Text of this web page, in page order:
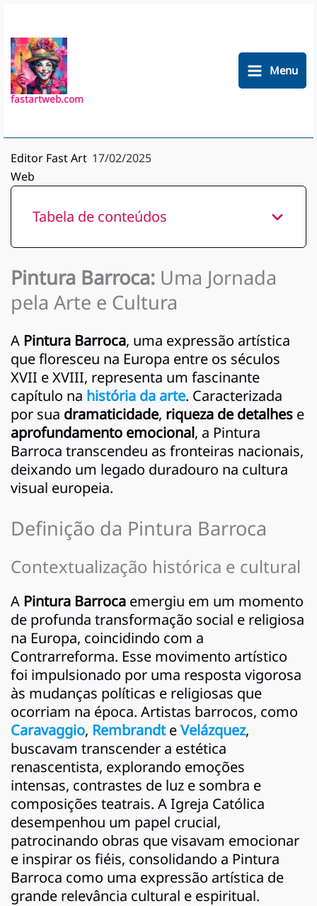
conteúdo
fastartweb.com
Menu
Editor Fast Art
Web
17/02/2025
Tabela de conteúdos
Pintura Barroca: Uma Jornada
pela Arte e Cultura
A Pintura Barroca, uma expressão artística
que floresceu na Europa entre os séculos
XVII e XVIII, representa um fascinante
capítulo na história da arte. Caracterizada
por sua dramaticidade, riqueza de detalhes e
aprofundamento emocional, a Pintura
Barroca transcendeu as fronteiras nacionais,
deixando um legado duradouro na cultura
visual europeia.
Definição da Pintura Barroca
Contextualização histórica e cultural
A Pintura Barroca emergiu em um momento
de profunda transformação social e religiosa
na Europa, coincidindo com a
Contrarreforma. Esse movimento artístico
foi impulsionado por uma resposta vigorosa
às mudanças políticas e religiosas que
ocorriam na época. Artistas barrocos, como
Caravaggio, RembrandteVelázquez,
buscavam transcender a estética
renascentista, explorando emoções
intensas, contrastes de luz e sombra e
composições teatrais. A Igreja Católica
desempenhou um papel crucial,
patrocinando obras que visavam emocionar
e inspirar os fiéis, consolidando a Pintura
Barroca como uma expressão artística de
grande relevância cultural e espiritual.